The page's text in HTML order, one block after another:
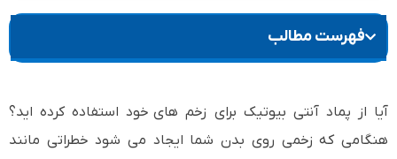
فهرست مطالب
آیا از پماد آنتی بیوتیک برای زخم های خود استفاده کرده اید؟
هنگامی که زخمی روی بدن شما ایجاد می شود خطراتی مانند